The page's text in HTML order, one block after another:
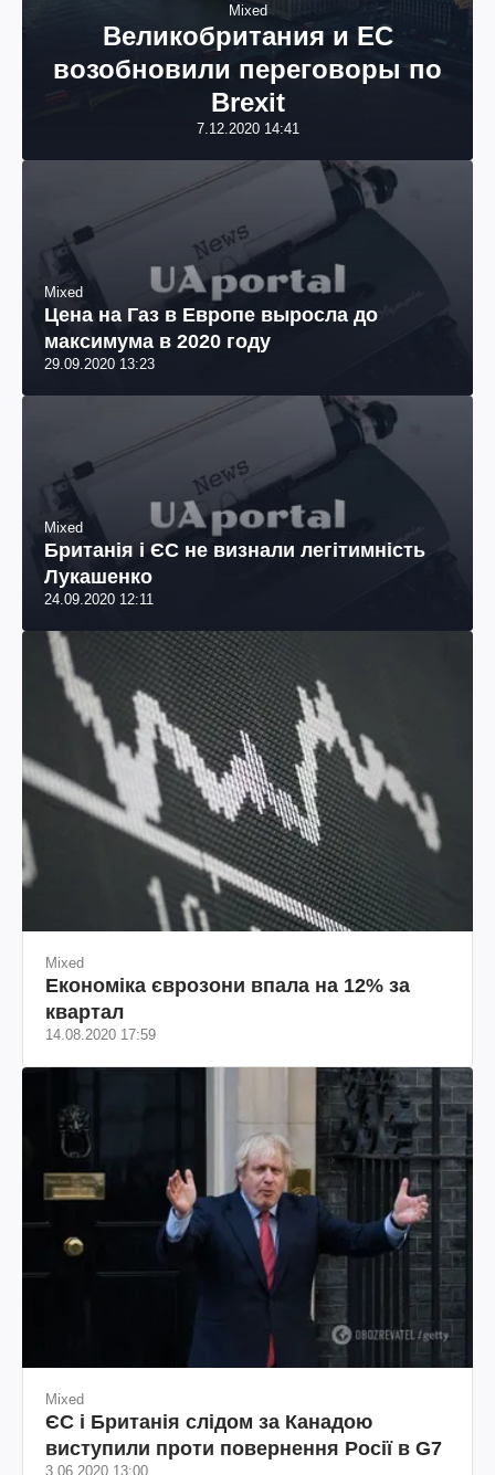
Mixed
Великобритания и ЕС
возобновили переговоры по
Brexit
7.12.2020 14:41
Mixed
Цена на Газ в Европе выросла до
максимума в 2020 году
29.09.2020 13:23
Mixed
Британія і ЄС не визнали легітимність
Лукашенко
24.09.2020 12:11
Mixed
Економіка єврозони впала на 12% за
квартал
14.08.2020 17:59
Mixed
ЄС і Британія слідом за Канадою
виступили проти повернення Росії в G7
3.06.2020 13:00